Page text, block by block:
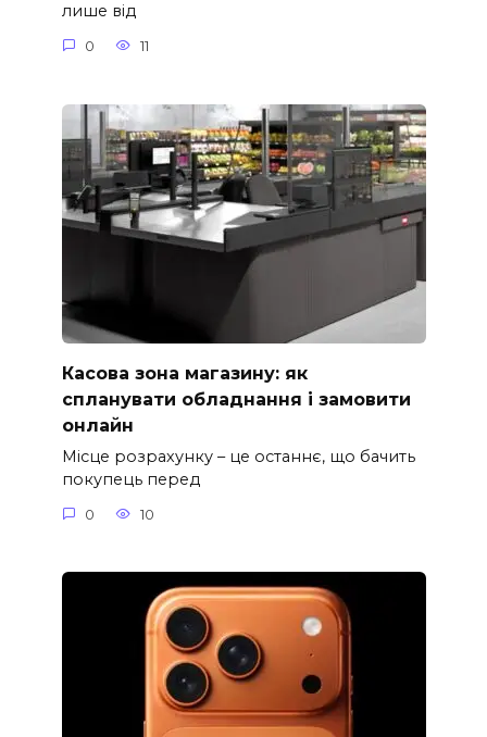
лише від
0 11
Касова зона магазину: як
спланувати обладнання і замовити
онлайн
Місце розрахунку – це останнє, що бачить
покупець перед
0 10